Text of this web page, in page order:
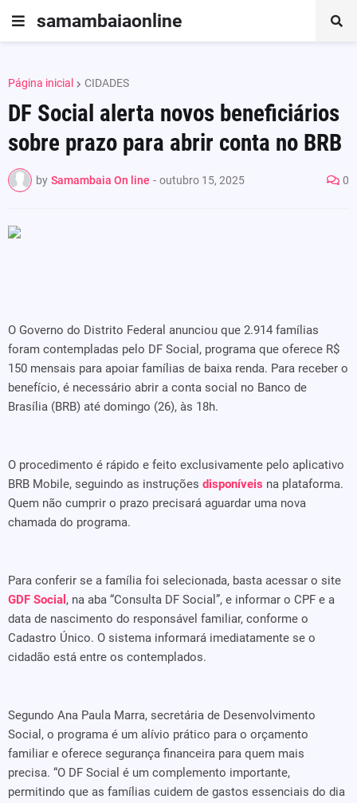
samambaiaonline
Página inicial CIDADES
DF Social alerta novos beneficiários
sobre prazo para abrir conta no BRB
by Samambaia On line - outubro 15, 2025 0
O Governo do Distrito Federal anunciou que 2.914 famílias
foram contempladas pelo DF Social, programa que oferece R$
150 mensais para apoiar famílias de baixa renda. Para receber o
benefício, é necessário abrir a conta social no Banco de
Brasília (BRB) até domingo (26), às 18h.
O procedimento é rápido e feito exclusivamente pelo aplicativo
BRB Mobile, seguindo as instruções disponíveis na plataforma.
Quem não cumprir o prazo precisará aguardar uma nova
chamada do programa.
Para conferir se a família foi selecionada, basta acessar o site
GDF Social , na aba “Consulta DF Social”, e informar o CPF e a
data de nascimento do responsável familiar, conforme o
Cadastro Único. O sistema informará imediatamente se o
cidadão está entre os contemplados.
Segundo Ana Paula Marra, secretária de Desenvolvimento
Social, o programa é um alívio prático para o orçamento
familiar e oferece segurança financeira para quem mais
precisa. “O DF Social é um complemento importante,
permitindo que as famílias cuidem de gastos essenciais do dia